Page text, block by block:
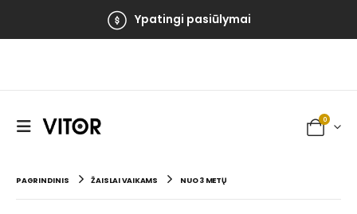
Ypatingi pasiūlymai
100% Saugus apmokėjimas
0
PAGRINDINIS ŽAISLAI VAIKAMS NUO 3 METŲ